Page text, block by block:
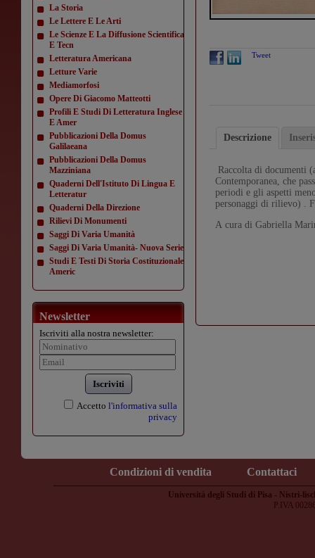
La Storia
Le Lettere E Le Arti
Le Scienze E La Diffusione Scientifica
E Tecn
Letteratura Americana
Letture Varie
Mediamorfosi
Opere Di Giacomo Matteotti
Profili E Studi Di Letteratura Inglese
E Amer
Pubblicazioni Della Domus
Galilaeana
Pubblicazioni Della Domus
Mazziniana
Quaderni Dell'Istituto Di Lingua E
Letteratur
Quaderni Della Direzione
Rilievi Di Monumenti
Saggi Di Varia Umanità
Saggi Di Varia Umanità- Nuova Serie
Studi E Testi Di Storia Costituzionale
Americ
Newsletter
Iscriviti alla nostra newsletter:
Iscriviti
Accetto l'informativa sulla
privacy
Tweet
Descrizione
Raccolta di documenti
Contemporanea, che
periodi e gli aspetti
personaggi di rilievo) .
A cura di Gabriella
Condizioni di vendita Contattaci
Università degli Studi di Pisa - Nistri-
P.IVA